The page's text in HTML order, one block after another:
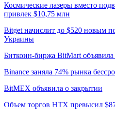
Космические лазеры вместо
привлек $10,75 млн
Bitget начислит до $520 новым
Украины
Биткоин-биржа BitMart
Binance заняла 74% рынка
BitMEX объявила о закрытии
Объем торгов HTX превысил